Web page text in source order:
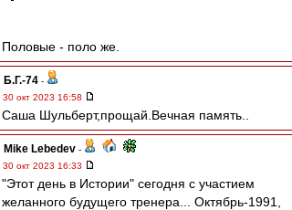
Половые - поло же.
Б.Г.-74 -
30 окт 2023 16:58
Саша Шульберт,прощай.Вечная память..
Mike Lebedev -
30 окт 2023 16:33
"Этот день в Истории" сегодня с участием
желанного будущего тренера... Октябрь-1991,